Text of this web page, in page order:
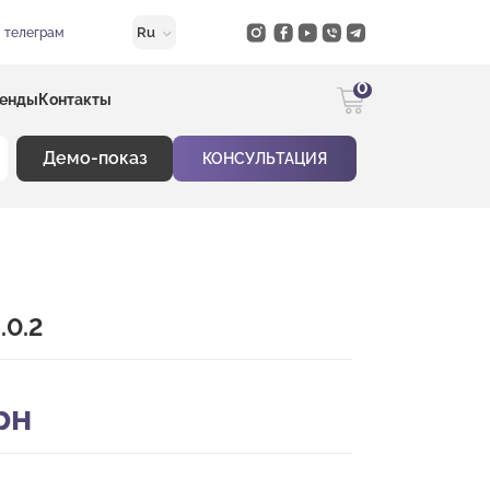
телеграм Ru
Контакты
0
Демо-показ КОНСУЛЬТАЦИЯ